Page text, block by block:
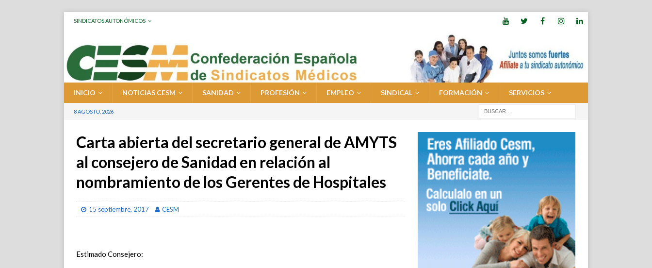
SINDICATOS AUTONÓMICOS
INICIO NOTICIAS CESM SANIDAD PROFESIÓN EMPLEO SINDICAL FORMACIÓN SERVICIOS
8 AGOSTO, 2026
Carta abierta del secretario general de AMYTS
al consejero de Sanidad en relación al
nombramiento de los Gerentes de Hospitales
15 septiembre, 2017 CESM
Estimado Consejero: